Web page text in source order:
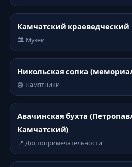
Камчатский краеведческий
🏛️ Музеи
Никольская сопка
🗿 Памятники
Авачинская бухта
Камчатский)
📍 Достопримечательности